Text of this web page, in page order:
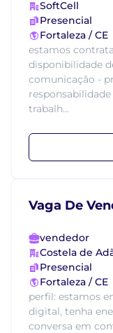
SoftCell
Presencial
Fortaleza / CE
estamos
disponibilidade
comunicação -
trabalh...
Vaga De
vendedor
Costela de
Presencial
Fortaleza / CE
perfil: estamos
digital, tenha
conversa em